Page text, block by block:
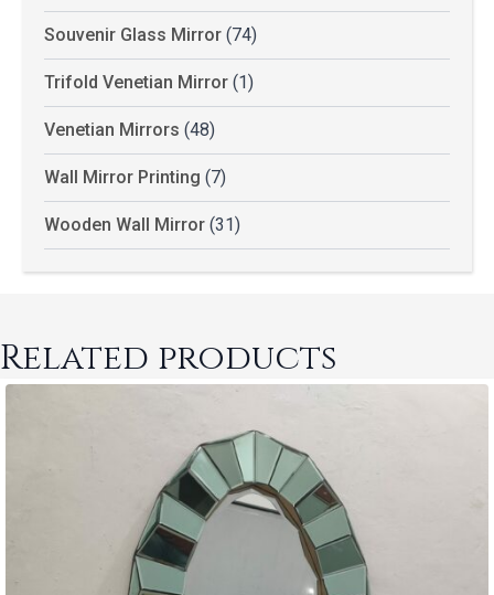
Souvenir Glass Mirror (74)
Trifold Venetian Mirror (1)
Venetian Mirrors (48)
Wall Mirror Printing (7)
Wooden Wall Mirror (31)
Related products